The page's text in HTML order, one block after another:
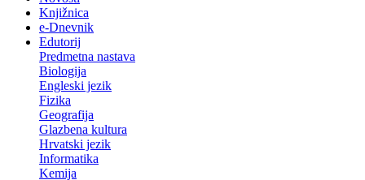
Knjižnica
e-Dnevnik
Edutorij
Predmetna nastava
Biologija
Engleski jezik
Fizika
Geografija
Glazbena kultura
Hrvatski jezik
Informatika
Kemija